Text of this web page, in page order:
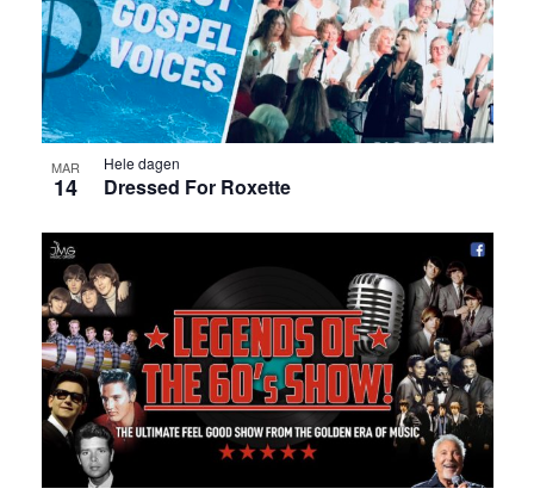
MAR
14
Hele dagen
Dressed For Roxette